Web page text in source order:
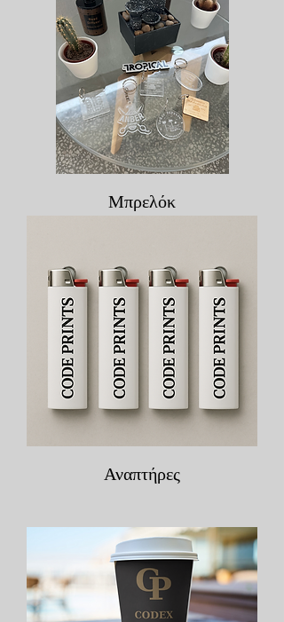
Μπρελόκ
Αναπτήρες